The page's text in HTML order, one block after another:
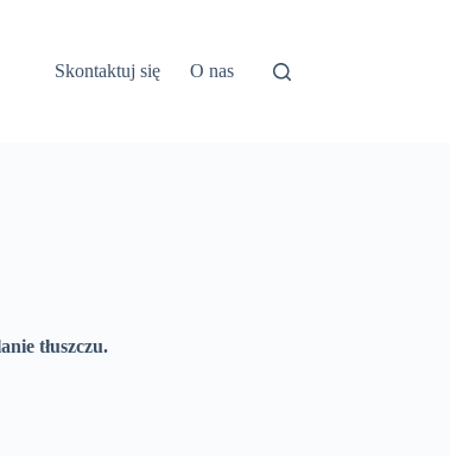
Skontaktuj się O nas
tłuszczu.